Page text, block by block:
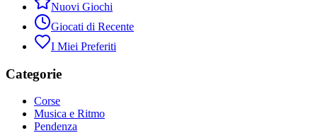
Nuovi Giochi
Giocati di Recente
I Miei Preferiti
Categorie
Corse
Musica e Ritmo
Pendenza